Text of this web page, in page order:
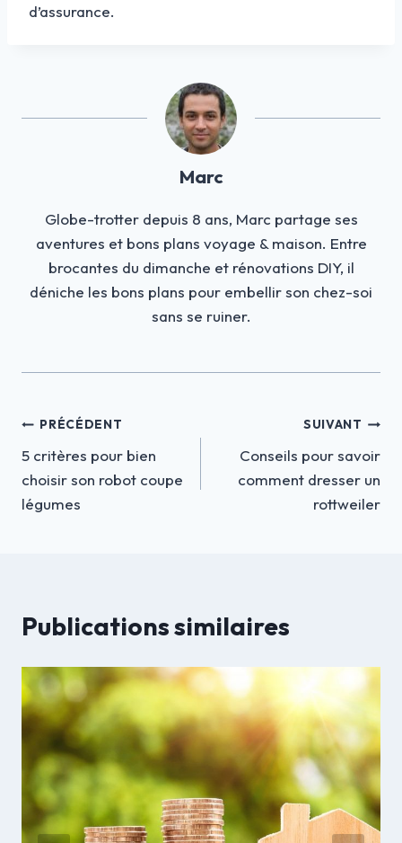
d’assurance.
Marc
Globe-trotter depuis 8 ans, Marc partage ses
aventures et bons plans voyage & maison. Entre
brocantes du dimanche et rénovations DIY, il
déniche les bons plans pour embellir son chez-soi
sans se ruiner.
Navigation
de
l’article
PRÉCÉDENT
5 critères pour bien
choisir son robot coupe
légumes
SUIVANT
Conseils pour savoir
comment dresser un
rottweiler
Publications similaires